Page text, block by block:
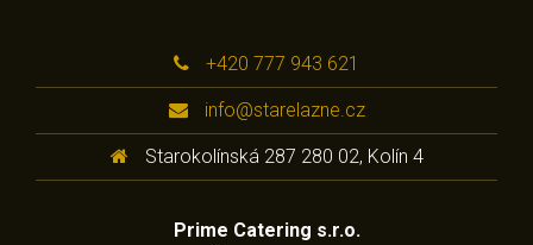
+420 777 943 621
info@starelazne.cz
Starokolínská 287 280 02, Kolín 4
Prime Catering s.r.o.